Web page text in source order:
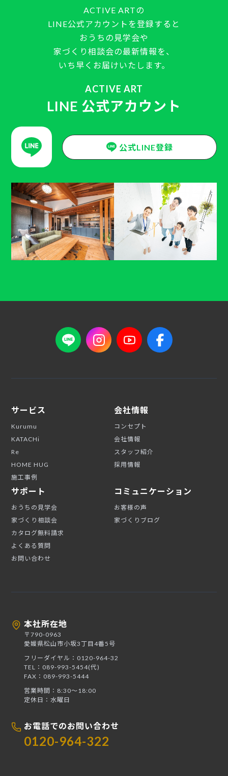
ACTIVE ARTの
LINE公式アカウントを登録すると
おうちの見学会や
家づくり相談会の最新情報を、
いち早くお届けいたします。
ACTIVE ART
LINE 公式アカウント
公式LINE登録
サービス
Kurumu
KATACHi
Re
HOME HUG
施工事例
会社情報
コンセプト
会社情報
スタッフ紹介
採用情報
サポート
おうちの見学会
家づくり相談会
カタログ無料請求
よくある質問
お問い合わせ
コミュニケーション
お客様の声
家づくりブログ
本社所在地
〒790-0963
愛媛県松山市小坂3丁目4番5号
フリーダイヤル：0120-964-32
TEL：089-993-5454(代)
FAX：089-993-5444
営業時間：8:30〜18:00
定休日：水曜日
お電話でのお問い合わせ
0120-964-322